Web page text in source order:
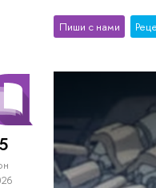
Пиши с нами